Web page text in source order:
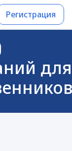
Регистрация
для